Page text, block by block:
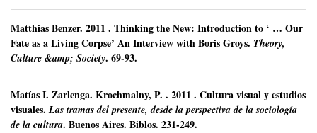
Matthias Benzer. 2011 . Thinking the New: Introduction to ‘ … Our
Fate as a Living Corpse’ An Interview with Boris Groys. Theory,
Culture &amp; Society. 69-93.
Matías I. Zarlenga. Krochmalny, P. . 2011 . Cultura visual y estudios
visuales. Las tramas del presente, desde la perspectiva de la sociología
de la cultura. Buenos Aires. Biblos. 231-249.